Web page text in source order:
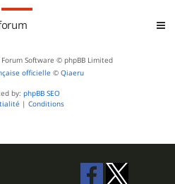
Software © phpBB Limited
officielle © Qiaeru
by: phpBB SEO
| Conditions